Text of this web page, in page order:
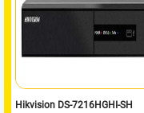
Hikvision DS-7216HGHI-SH